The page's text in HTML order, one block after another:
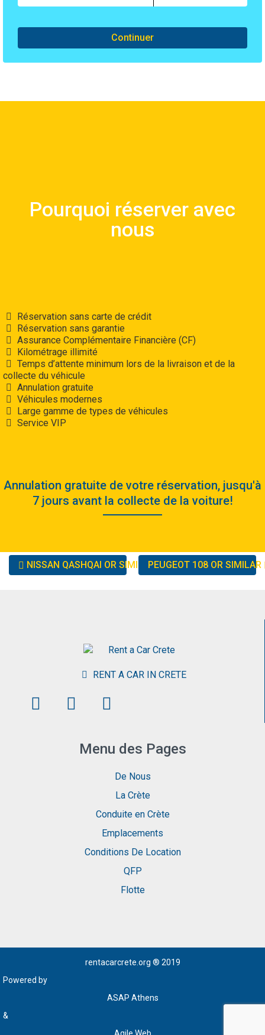
Continuer
Pourquoi réserver avec
nous
compagnie
Réservation sans carte de crédit
Réservation sans garantie
Assurance Complémentaire Financière (CF)
Kilométrage illimité
Temps d’attente minimum lors de la livraison et de la
collecte du véhicule
Annulation gratuite
Véhicules modernes
Large gamme de types de véhicules
Service VIP
Annulation gratuite de votre réservation, jusqu'à
7 jours avant la collecte de la voiture!
Other
cars
NISSAN QASHQAI OR SIMILARPEUGEOT 108 OR SIMILAR
RENT A CAR IN CRETE
Menu des Pages
De Nous
La Crète
Conduite en Crète
Emplacements
Conditions De Location
QFP
Flotte
rentacarcrete.org ® 2019
Powered by
ASAP Athens
&
Agile Web